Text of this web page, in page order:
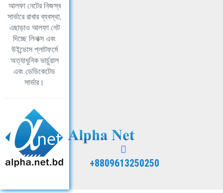
আলফা নেটের নিজস্ব
সার্ভারে রাখার ব্যবস্থা,
এছাড়াও আলফা নেট
দিচ্ছে লিনাক্স এবং
উইন্ডোস প্লাটফর্মে
অত্যাধুনিক ভার্চুয়াল
এবং ডেডিকেটেড
সার্ভার।
+8809613250250